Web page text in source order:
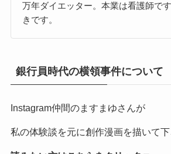
万年ダイエッター。本業は看護師で
きです。
銀行員時代の横領事件について
Instagram仲間のますまゆさんが
私の体験談を元に創作漫画を描いて下